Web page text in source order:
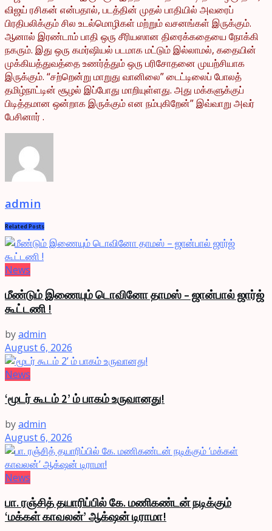
விஜய் ரசிகன் என்பதால், படத்தின் முதல் பாதியில் அவரைப்
பிரதிபலிக்கும் சில உடல்மொழிகள் மற்றும் வசனங்கள் இருக்கும்.
ஆனால் இரண்டாம் பாதி ஒரு சீரியஸான திரைக்கதையை நோக்கி
நகரும். இது ஒரு கமர்ஷியல் படமாக மட்டும் இல்லாமல், கதையின்
முக்கியத்துவத்தை உணர்த்தும் ஒரு பரிசோதனை முயற்சியாக
இருக்கும். “சற்றென்று மாறுது வானிலை” டைட்டிலைப் போலத்
தமிழ்நாட்டின் சூழல் இப்போது மாறியுள்ளது. அது மக்களுக்குப்
பிடித்தமான ஒன்றாக இருக்கும் என நம்புகிறேன்” இவ்வாறு அவர்
பேசினார் .
admin
Related Posts
News
மீண்டும் இணையும் டொவினோ தாமஸ் – ஜான்பால் ஜார்ஜ்
கூட்டணி !
byadmin
August 6, 2026
News
‘மூடர் கூடம் 2’ ம் பாகம் உருவானது!
byadmin
August 6, 2026
News
பா. ரஞ்சித் தயாரிப்பில் கே. மணிகண்டன் நடிக்கும்
‘மக்கள் காவலன்’ ஆக்‌ஷன் டிராமா!